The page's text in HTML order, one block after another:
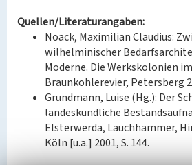
Quellen/Literaturangaben:
Noack, Maximilian Claudius:
wilhelminischer
Moderne. Die Werkskolonien
Braunkohlerevier, Petersberg
Grundmann, Luise (Hg.): Der
landeskundliche
Elsterwerda, Lauchhammer,
Köln [u.a.] 2001, S. 144.